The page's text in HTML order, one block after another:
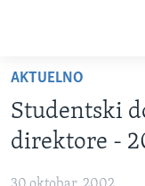
glavni
sadržaj
Idi
na
glavnu
NASLOVNA
RUBRIKE
AKTUELNO
Studentski
direktore -